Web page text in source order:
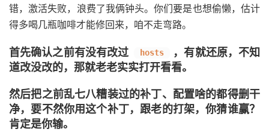
错，激活失败，浪费了我俩钟头。你们要是也想偷懒，估计
得多喝几瓶咖啡才能修回来，咱不走弯路。
首先确认之前有没有改过 hosts
，有就还原，不知
道改没改的，那就老老实实打开看看。
然后把之前乱七八糟装过的补丁、配置啥的都得删干
净，要不然你用这个补丁，跟老的打架，你猜谁赢？
肯定是你输。